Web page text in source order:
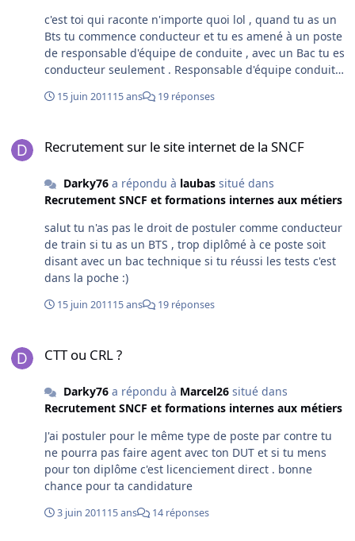
c'est toi qui raconte n'importe quoi lol , quand tu as un
Bts tu commence conducteur et tu es amené à un poste
de responsable d'équipe de conduite , avec un Bac tu es
conducteur seulement . Responsable d'équipe conduite
titulaire d'un BTS, DUT, licence ou d'un diplôme
Conducteur / Conductrice de trains Titulaire d'un BEP
domaines électrique, électrotechnique, électronique,
mécanique (ELEEC, EIE, MSMA, MEI), ou d'un Bac
homologué par l'éducation nationale de niveau IV ou V
dans les spécialités pré citées,
15 juin 201115 ans 19 réponses
Recrutement sur le site internet de la SNCF
Darky76a répondu à laubassitué dans
Recrutement SNCF et formations internes aux métiers
salut tu n'as pas le droit de postuler comme conducteur
de train si tu as un BTS , trop diplômé à ce poste soit
disant avec un bac technique si tu réussi les tests c'est
dans la poche :)
15 juin 201115 ans 19 réponses
CTT ou CRL ?
Darky76a répondu à Marcel26situé dans
Recrutement SNCF et formations internes aux métiers
J'ai postuler pour le même type de poste par contre tu
ne pourra pas faire agent avec ton DUT et si tu mens
pour ton diplôme c'est licenciement direct . bonne
chance pour ta candidature
3 juin 201115 ans 14 réponses